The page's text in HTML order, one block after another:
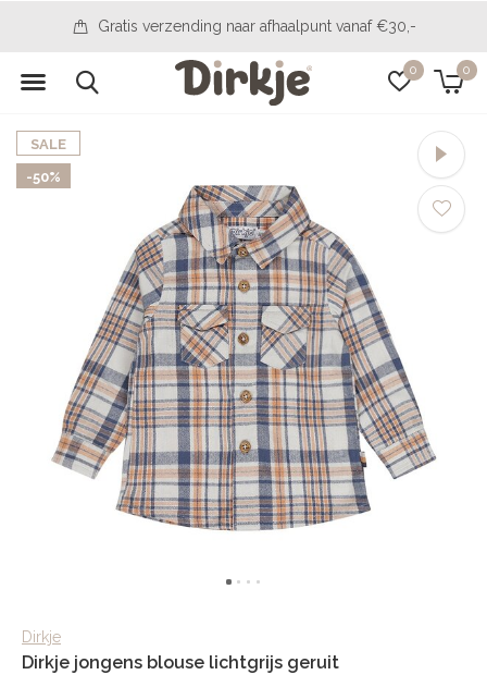
0 0
Gratis verzending naar afhaalpunt vanaf €30,-
SALE
-50%
Dirkje
Dirkje jongens blouse lichtgrijs geruit